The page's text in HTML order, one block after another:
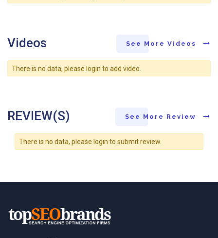
Videos See More Videos
There is no data, please login to add video.
REVIEW(S) See More Review
There is no data, please login to submit review.